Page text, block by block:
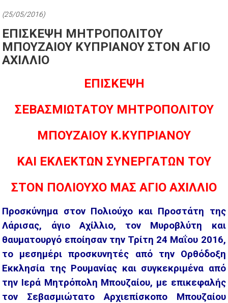
(25/05/2016)
ΕΠΙΣΚΕΨΗ ΜΗΤΡΟΠΟΛΙΤΟΥ
ΜΠΟΥΖΑΙΟΥ ΚΥΠΡΙΑΝΟΥ ΣΤΟΝ ΑΓΙΟ
ΑΧΙΛΛΙΟ
ΕΠΙΣΚΕΨΗ
ΣΕΒΑΣΜΙΩΤΑΤΟΥ ΜΗΤΡΟΠΟΛΙΤΟΥ
ΜΠΟΥΖΑΙΟΥ Κ.ΚΥΠΡΙΑΝΟΥ
ΚΑΙ ΕΚΛΕΚΤΩΝ ΣΥΝΕΡΓΑΤΩΝ ΤΟΥ
ΣΤΟΝ ΠΟΛΙΟΥΧΟ ΜΑΣ ΑΓΙΟ ΑΧΙΛΛΙΟ
Προσκύνημα στον Πολιούχο και Προστάτη της
Λάρισας, άγιο Αχίλλιο, τον Μυροβλύτη και
θαυματουργό εποίησαν την Τρίτη 24 Μαΐου 2016,
το μεσημέρι προσκυνητές από την Ορθόδοξη
Εκκλησία της Ρουμανίας και συγκεκριμένα από
την Ιερά Μητρόπολη Μπουζαίου, με επικεφαλής
τον Σεβασμιώτατο Αρχιεπίσκοπο Μπουζαίου